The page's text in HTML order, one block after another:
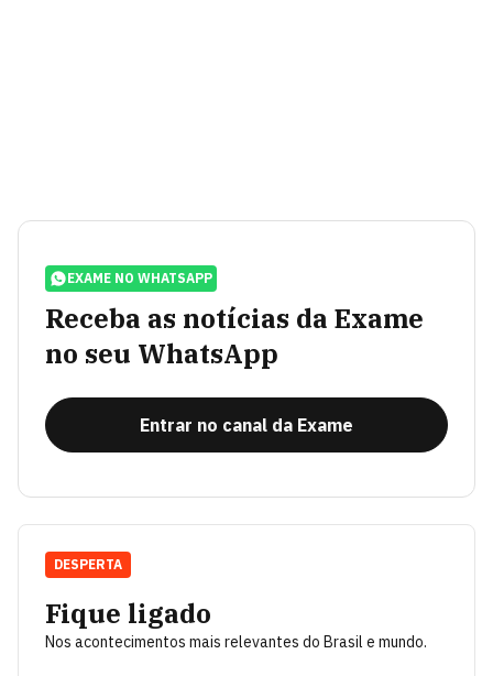
EXAME NO WHATSAPP
Receba as notícias da Exame
no seu WhatsApp
Entrar no canal da Exame
Fique ligado
Nos acontecimentos mais relevantes do Brasil e mundo.
DESPERTA